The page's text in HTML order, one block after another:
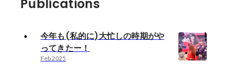
Publications
今年も(私的に)大忙しの時期がや
ってきたー！
Feb 2025